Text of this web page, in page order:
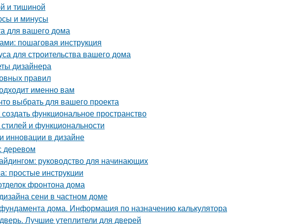
и тишиной
и минусы
для вашего дома
пошаговая инструкция
для строительства вашего дома
дизайнера
правил
именно вам
выбрать для вашего проекта
функциональное пространство
и функциональности
инновации в дизайне
деревом
руководство для начинающих
простые инструкции
фронтона дома
сени в частном доме
дома. Информация по назначению калькулятора
Лучшие утеплители для дверей